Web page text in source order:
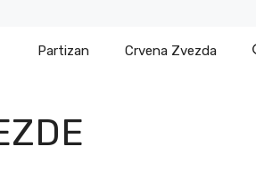
Partizan Crvena Zvezda